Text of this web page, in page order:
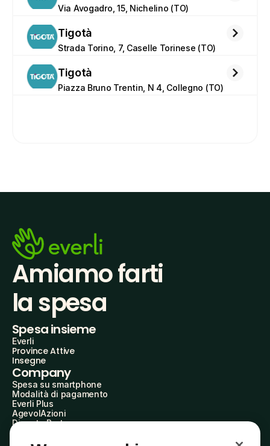
Via Avogadro, 15, Nichelino (TO)
Tigotà
Strada Torino, 7, Caselle Torinese (TO)
Tigotà
Piazza Bruno Trentin, N 4, Collegno (TO)
Amiamo farti
la spesa
Spesa insieme
Everli
Province Attive
Insegne
Company
Spesa su smartphone
Modalità di pagamento
Everli Plus
AgevolAzioni
Diventa Partner
Everli Shoppers